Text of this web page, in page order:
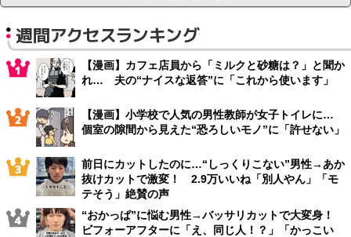
週間アクセスランキング
【漫画】カフェ店員から「ミルクと砂糖は？」と聞か
れ… 夫の“ナイスな返答”に「これから使います」
【漫画】小学校で人気の男性教師が女子トイレに…
個室の隙間から見えた“恐ろしいモノ”に「許せない」
前日にカットしたのに…“しっくりこない”男性→あか
抜けカットで激変！ 2.9万いいね「別人やん」「モ
テそう」絶賛の声
“おかっぱ”に悩む男性→バッサリカットで大変身！
ビフォーアフターに「え、同じ人！？」「かっこい